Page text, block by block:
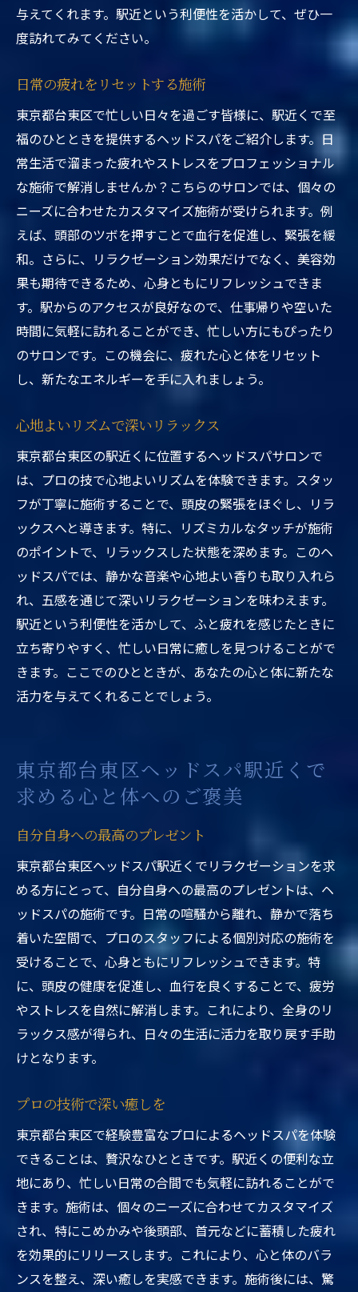
与えてくれます。駅近という利便性を活かして、ぜひ一
度訪れてみてください。
日常の疲れをリセットする施術
東京都台東区で忙しい日々を過ごす皆様に、駅近くで至
福のひとときを提供するヘッドスパをご紹介します。日
常生活で溜まった疲れやストレスをプロフェッショナル
な施術で解消しませんか？こちらのサロンでは、個々の
ニーズに合わせたカスタマイズ施術が受けられます。例
えば、頭部のツボを押すことで血行を促進し、緊張を緩
和。さらに、リラクゼーション効果だけでなく、美容効
果も期待できるため、心身ともにリフレッシュできま
す。駅からのアクセスが良好なので、仕事帰りや空いた
時間に気軽に訪れることができ、忙しい方にもぴったり
のサロンです。この機会に、疲れた心と体をリセット
し、新たなエネルギーを手に入れましょう。
心地よいリズムで深いリラックス
東京都台東区の駅近くに位置するヘッドスパサロンで
は、プロの技で心地よいリズムを体験できます。スタッ
フが丁寧に施術することで、頭皮の緊張をほぐし、リラ
ックスへと導きます。特に、リズミカルなタッチが施術
のポイントで、リラックスした状態を深めます。このヘ
ッドスパでは、静かな音楽や心地よい香りも取り入れら
れ、五感を通じて深いリラクゼーションを味わえます。
駅近という利便性を活かして、ふと疲れを感じたときに
立ち寄りやすく、忙しい日常に癒しを見つけることがで
きます。ここでのひとときが、あなたの心と体に新たな
活力を与えてくれることでしょう。
東京都台東区ヘッドスパ駅近くで
求める心と体へのご褒美
自分自身への最高のプレゼント
東京都台東区ヘッドスパ駅近くでリラクゼーションを求
める方にとって、自分自身への最高のプレゼントは、ヘ
ッドスパの施術です。日常の喧騒から離れ、静かで落ち
着いた空間で、プロのスタッフによる個別対応の施術を
受けることで、心身ともにリフレッシュできます。特
に、頭皮の健康を促進し、血行を良くすることで、疲労
やストレスを自然に解消します。これにより、全身のリ
ラックス感が得られ、日々の生活に活力を取り戻す手助
けとなります。
プロの技術で深い癒しを
東京都台東区で経験豊富なプロによるヘッドスパを体験
できることは、贅沢なひとときです。駅近くの便利な立
地にあり、忙しい日常の合間でも気軽に訪れることがで
きます。施術は、個々のニーズに合わせてカスタマイズ
され、特にこめかみや後頭部、首元などに蓄積した疲れ
を効果的にリリースします。これにより、心と体のバラ
ンスを整え、深い癒しを実感できます。施術後には、驚